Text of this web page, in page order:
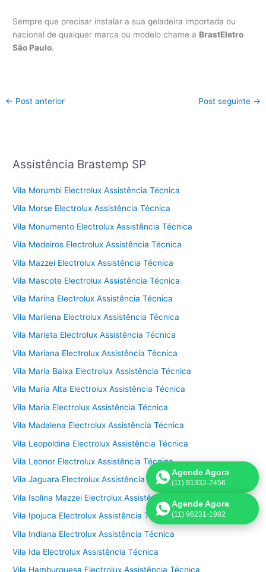
Sempre que precisar instalar a sua geladeira importada ou
nacional de qualquer marca ou modelo chame a BrastEletro
São Paulo.
← Post anterior Post seguinte →
Assistência Brastemp SP
Vila Morumbi Electrolux Assistência Técnica
Vila Morse Electrolux Assistência Técnica
Vila Monumento Electrolux Assistência Técnica
Vila Medeiros Electrolux Assistência Técnica
Vila Mazzei Electrolux Assistência Técnica
Vila Mascote Electrolux Assistência Técnica
Vila Marina Electrolux Assistência Técnica
Vila Marilena Electrolux Assistência Técnica
Vila Marieta Electrolux Assistência Técnica
Vila Mariana Electrolux Assistência Técnica
Vila Maria Baixa Electrolux Assistência Técnica
Vila Maria Alta Electrolux Assistência Técnica
Vila Maria Electrolux Assistência Técnica
Vila Madalena Electrolux Assistência Técnica
Vila Leopoldina Electrolux Assistência Técnica
Vila Leonor Electrolux Assistência Técnica
Vila Jaguara Electrolux Assistência Técnica
Vila Isolina Mazzei Electrolux Assistência Técnica
Vila Ipojuca Electrolux Assistência Técnica
Vila Indiana Electrolux Assistência Técnica
Vila Ida Electrolux Assistência Técnica
Vila Hamburguesa Electrolux Assistência Técnica
Agende Agora
(11) 91332-7456
Agende Agora
(11) 96231-1982